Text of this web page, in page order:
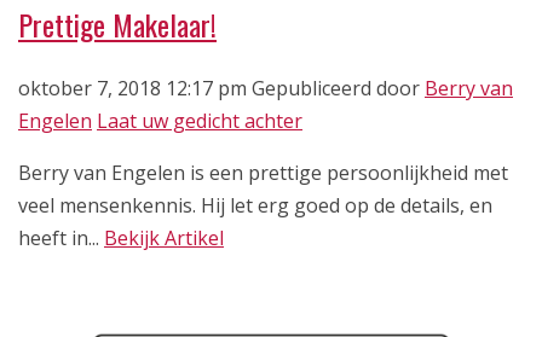
Prettige Makelaar!
oktober 7, 2018 12:17 pm Gepubliceerd door Berry van
Engelen Laat uw gedicht achter
Berry van Engelen is een prettige persoonlijkheid met
veel mensenkennis. Hij let erg goed op de details, en
heeft in... Bekijk Artikel